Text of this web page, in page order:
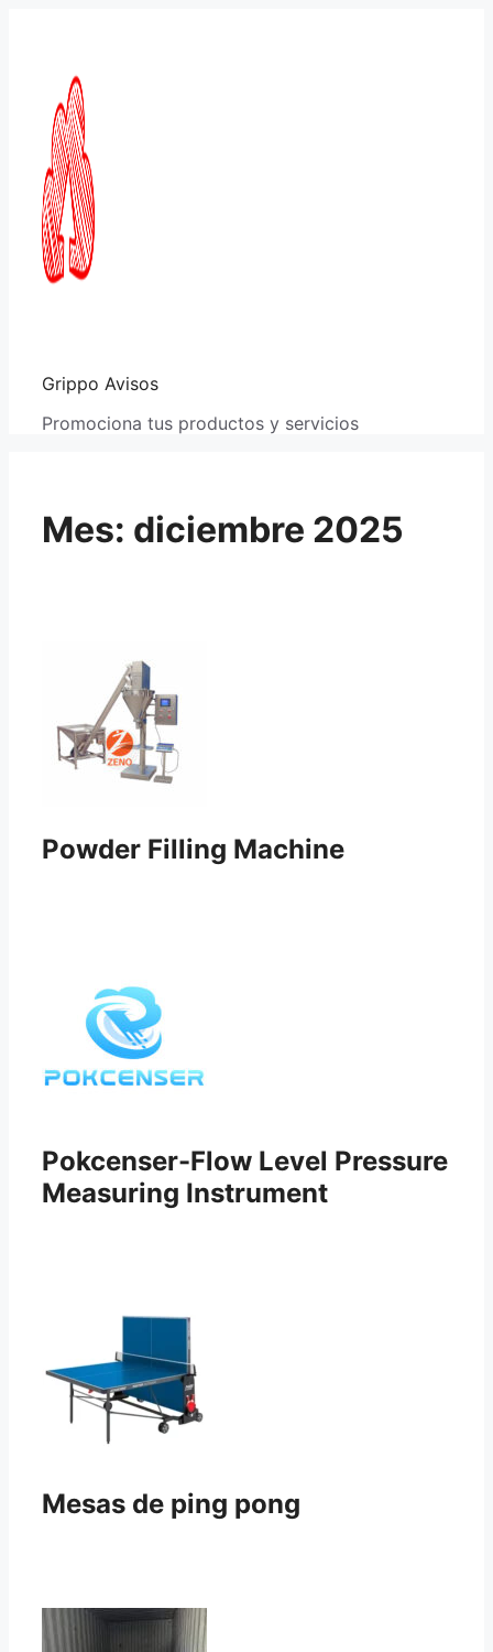
Grippo Avisos
Promociona tus productos y servicios
Mes: diciembre 2025
Powder Filling Machine
Pokcenser-Flow Level Pressure
Measuring Instrument
Mesas de ping pong